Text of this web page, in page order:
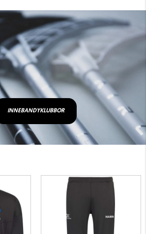
INNEBANDYKLUBBOR